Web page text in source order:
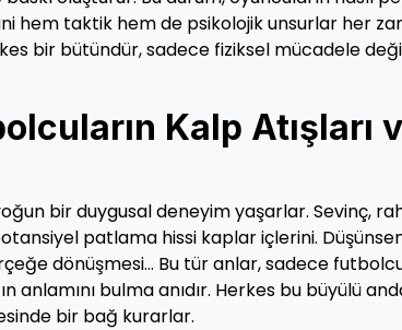
hem taktik hem de psikolojik unsurlar her
bir bütündür, sadece fiziksel mücadele
Kalp Atışları
bir duygusal deneyim yaşarlar. Sevinç,
patlama hissi kaplar içlerini.
dönüşmesi… Bu tür anlar, sadece
bulma anıdır. Herkes bu büyülü
bir bağ kurarlar.